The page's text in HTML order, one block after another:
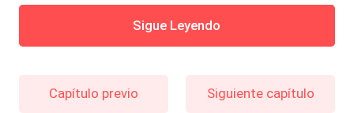
Sigue Leyendo
Capítulo previo Siguiente capítulo